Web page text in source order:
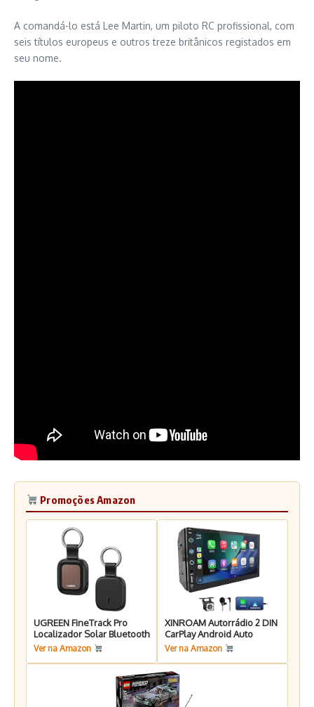
A comandá-lo está Lee Martin, um piloto RC profissional, com
seis títulos europeus e outros treze britânicos registados em
seu nome.
Promoções Amazon
UGREEN FineTrack Pro
Localizador Solar Bluetooth
Ver na Amazon
XINROAM Autorrádio 2 DIN
CarPlay Android Auto
Ver na Amazon